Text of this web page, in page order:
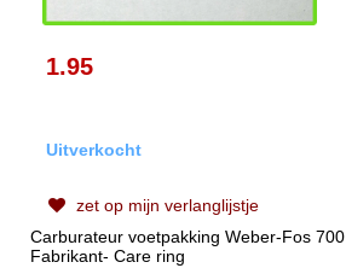
1.95
Uitverkocht
zet op mijn verlanglijstje
Carburateur voetpakking Weber-Fos 700
Fabrikant- Care ring